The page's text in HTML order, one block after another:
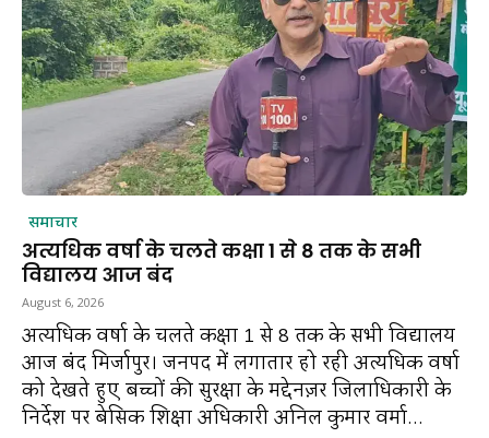
समाचार
अत्यधिक वर्षा के चलते कक्षा 1 से 8 तक के सभी
विद्यालय आज बंद
August 6, 2026
अत्यधिक वर्षा के चलते कक्षा 1 से 8 तक के सभी विद्यालय
आज बंद मिर्जापुर। जनपद में लगातार हो रही अत्यधिक वर्षा
को देखते हुए बच्चों की सुरक्षा के मद्देनज़र जिलाधिकारी के
निर्देश पर बेसिक शिक्षा अधिकारी अनिल कुमार वर्मा...